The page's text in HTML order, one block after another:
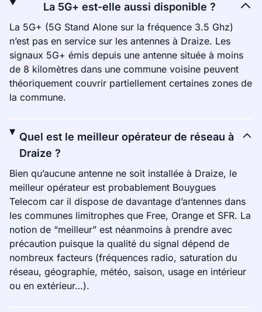
La 5G+ est-elle aussi disponible ?
La 5G+ (5G Stand Alone sur la fréquence 3.5 Ghz)
n’est pas en service sur les antennes à Draize. Les
signaux 5G+ émis depuis une antenne située à moins
de 8 kilomètres dans une commune voisine peuvent
théoriquement couvrir partiellement certaines zones de
la commune.
Quel est le meilleur opérateur de réseau à
Draize ?
Bien qu’aucune antenne ne soit installée à Draize, le
meilleur opérateur est probablement Bouygues
Telecom car il dispose de davantage d’antennes dans
les communes limitrophes que Free, Orange et SFR. La
notion de “meilleur” est néanmoins à prendre avec
précaution puisque la qualité du signal dépend de
nombreux facteurs (fréquences radio, saturation du
réseau, géographie, météo, saison, usage en intérieur
ou en extérieur…).